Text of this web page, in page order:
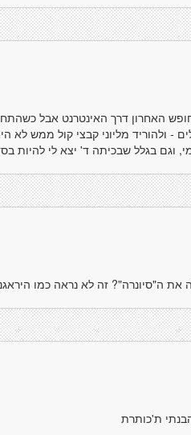
האחרון דרך האינטרנט אבל
- ולהוריד מליוני קבצי קול ממש
וגם בגלל שבכיתה ד' יצא לי להיות
ה"סיונרה"? זה לא נראה כמו
ת'כותרת